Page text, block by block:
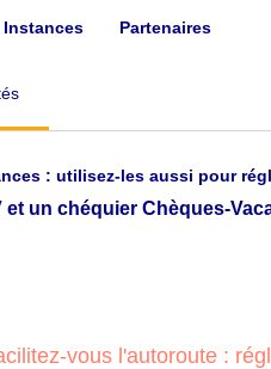
Instances Partenaires
: utilisez-les aussi pour
vous l'autoroute :